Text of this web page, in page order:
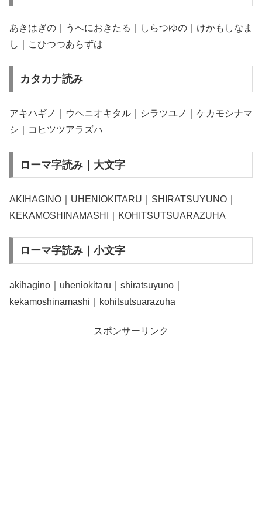
あきはぎの｜うへにおきたる｜しらつゆの｜けかもしなま
し｜こひつつあらずは
カタカナ読み
アキハギノ｜ウヘニオキタル｜シラツユノ｜ケカモシナマ
シ｜コヒツツアラズハ
ローマ字読み｜大文字
AKIHAGINO｜UHENIOKITARU｜SHIRATSUYUNO｜
KEKAMOSHINAMASHI｜KOHITSUTSUARAZUHA
ローマ字読み｜小文字
akihagino｜uheniokitaru｜shiratsuyuno｜
kekamoshinamashi｜kohitsutsuarazuha
スポンサーリンク